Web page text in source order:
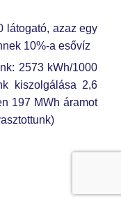
látogató, azaz egy
10%-a esővíz
2573 kWh/1000
kiszolgálása 2,6
197 MWh áramot